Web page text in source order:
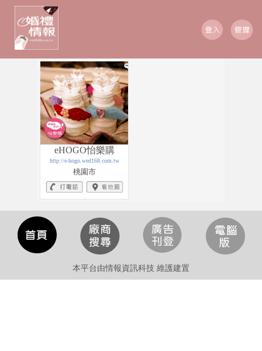
eHOGO怡樂購
http://e-hogo.wed168.com.tw
桃園市
本平台由情報資訊科技 維護建置